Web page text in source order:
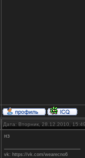
Дата: Вторник, 28.12.2010,
нз
vk: https://vk.com/wearecno6